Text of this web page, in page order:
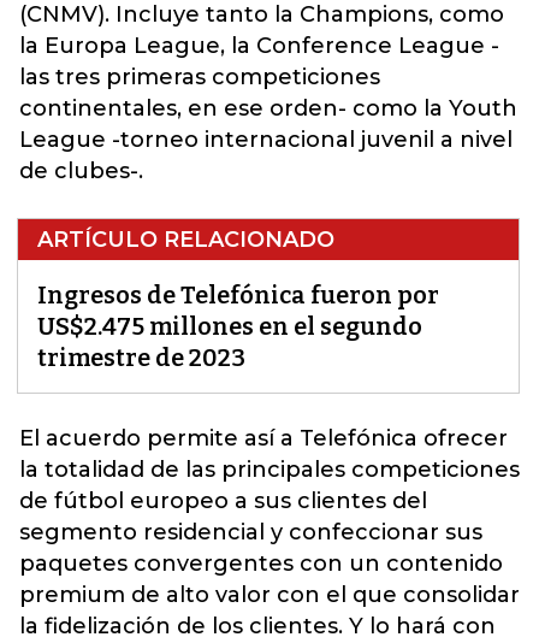
(CNMV). Incluye tanto la Champions, como
la Europa League, la Conference League -
las tres primeras competiciones
continentales, en ese orden- como la Youth
League -torneo internacional juvenil a nivel
de clubes-.
ARTÍCULO RELACIONADO
Ingresos de Telefónica fueron por
US$2.475 millones en el segundo
trimestre de 2023
El acuerdo permite así a Telefónica ofrecer
la totalidad de las principales competiciones
de fútbol europeo a sus clientes del
segmento residencial y confeccionar sus
paquetes convergentes con un contenido
premium de alto valor con el que consolidar
la fidelización de los clientes. Y lo hará con